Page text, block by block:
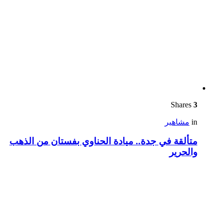
3
in مشاهير
متألقة في جدة.. ميادة الحناوي بفستان من الذهب
والحرير